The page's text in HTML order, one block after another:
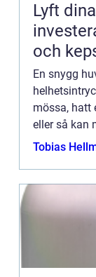
Lyft
och
En snygg
mössa, hatt
eller så kan
Tobias